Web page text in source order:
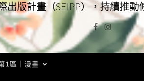
出版計畫（SEIPP），持續推動
Facebook
Instagram
1區｜漫畫